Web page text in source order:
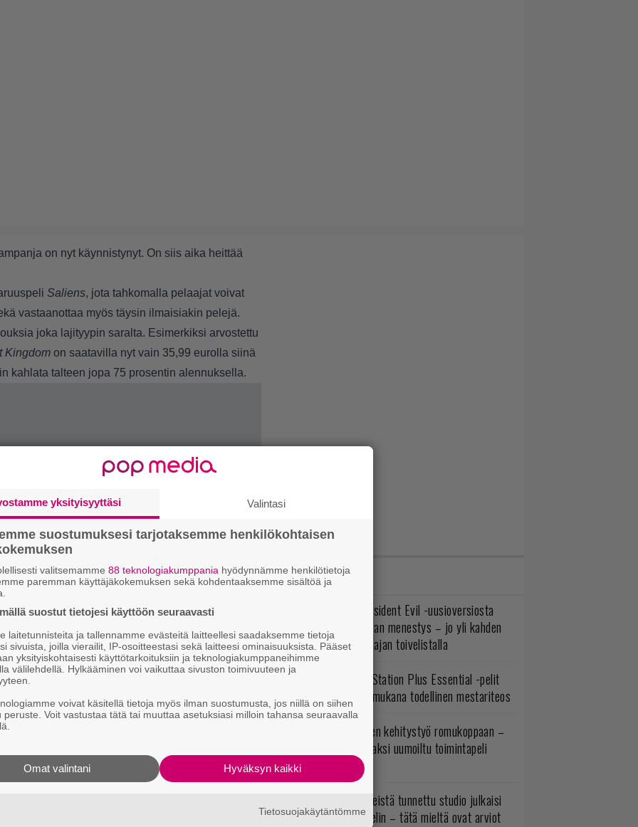
on nyt käynnistynyt. On siis aika heittää
Saliens, jota tahkomalla pelaajat voivat
vastaanottaa myös täysin ilmaisiakin pelejä.
joka lajityypin saralta. Esimerkiksi arvostettu
Kingdom on saatavilla nyt vain 35,99 eurolla siinä
kahlata talteen jopa 75 prosentin alennuksella.
päättyy torstaina 5. heinäkuuta. Tarkemmin
omalta sivulta,
kahvitauolla puhutaan! Nappaa ajankohtaiset
tästä.
LUETUIMMAT JUTUT
Tulevasta Resident Evil -uusioversiosta
näyttäisi tulevan menestys – jo yli kahden
miljoonan pelaajan toivelistalla
Elokuun PlayStation Plus Essential -pelit
ilmestyivät – mukana todellinen mestariteos
Kuuden vuoden kehitystyö romukoppaan –
GTA:n kilpailijaksi uumoiltu toimintapeli
Pokémon-peleistä tunnettu studio julkaisi
toimintaroolipelin – tätä mieltä ovat arviot
yksityisyyttäsi Valintasi
suostumuksesi tarjotaksemme henkilökohtaisen
valitsemamme 88 teknologiakumppania hyödynnämme henkilötietoja
paremman käyttäjäkokemuksen sekä kohdentaaksemme sisältöä ja
suostut tietojesi käyttöön seuraavasti
laitetunnisteita ja tallennamme evästeitä laitteellesi saadaksemme tietoja
sivuista, joilla vierailit, IP-osoitteestasi sekä laitteesi ominaisuuksista. Pääset
yksityiskohtaisesti käyttötarkoituksiin ja teknologiakumppaneihimme
välilehdellä. Hylkääminen voi vaikuttaa sivuston toimivuuteen ja
voivat käsitellä tietoja myös ilman suostumusta, jos niillä on siihen
peruste. Voit vastustaa tätä tai muuttaa asetuksiasi milloin tahansa seuraavalla
Hyväksyn kaikki
Omat valintani
Tietosuojakäytäntömme